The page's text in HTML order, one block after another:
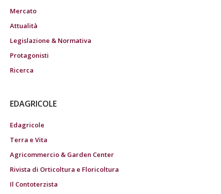
Mercato
Attualità
Legislazione & Normativa
Protagonisti
Ricerca
EDAGRICOLE
Edagricole
Terra e Vita
Agricommercio & Garden Center
Rivista di Orticoltura e Floricoltura
Il Contoterzista